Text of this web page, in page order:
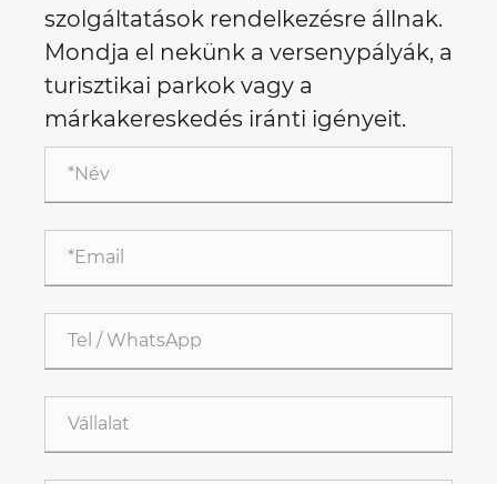
szolgáltatások rendelkezésre állnak.
Mondja el nekünk a versenypályák, a
turisztikai parkok vagy a
márkakereskedés iránti igényeit.